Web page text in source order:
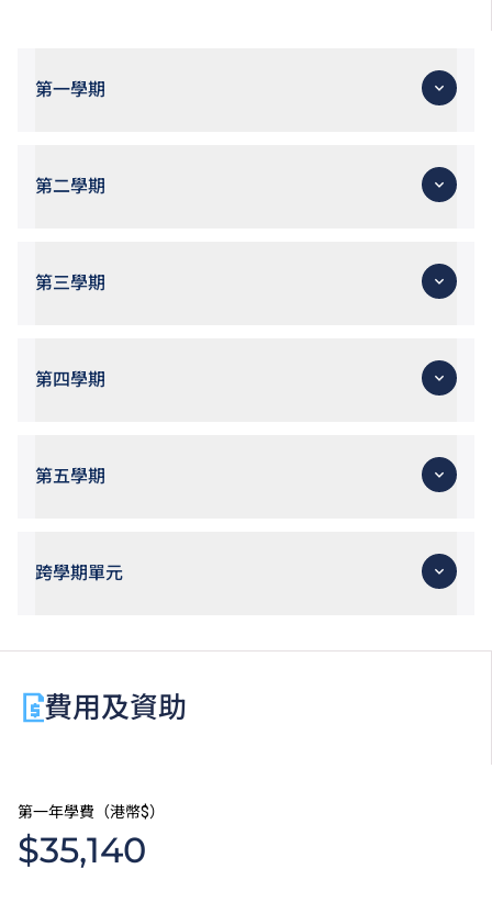
第一學期
第二學期
第三學期
第四學期
第五學期
跨學期單元
費用及資助
第一年學費（港幣$）
$35,140